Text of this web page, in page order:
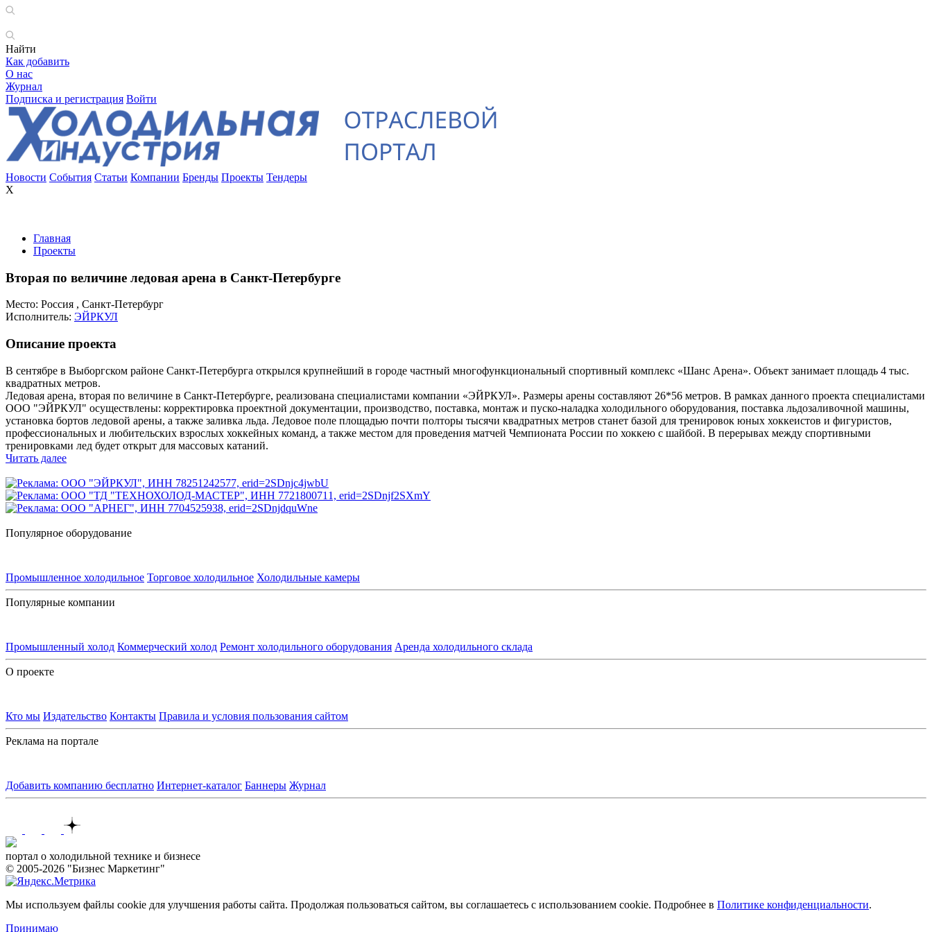
Найти
Как добавить
О нас
Журнал
Подписка и регистрация Войти
Новости События Статьи Компании Бренды Проекты Тендеры
X
Главная
Проекты
Вторая по величине ледовая арена в Санкт-Петербурге
Место:
Россия , Санкт-Петербург
Исполнитель: ЭЙРКУЛ
Описание проекта
В сентябре в Выборгском районе Санкт-Петербурга открылся крупнейший в городе частный многофункциональный спортивный комплекс «Шанс Арена». Объект занимает площадь 4 тыс.
квадратных метров.
Ледовая арена, вторая по величине в Санкт-Петербурге, реализована специалистами компании «ЭЙРКУЛ». Размеры арены составляют 26*56 метров. В рамках данного проекта специалистами
ООО "ЭЙРКУЛ" осуществлены: корректировка проектной документации, производство, поставка, монтаж и пуско-наладка холодильного оборудования, поставка льдозаливочной машины,
установка бортов ледовой арены, а также заливка льда. Ледовое поле площадью почти полторы тысячи квадратных метров станет базой для тренировок юных хоккеистов и фигуристов,
профессиональных и любительских взрослых хоккейных команд, а также местом для проведения матчей Чемпионата России по хоккею с шайбой. В перерывах между спортивными
тренировками лед будет открыт для массовых катаний.
Читать далее
Популярное оборудование
Промышленное холодильное Торговое холодильное Холодильные камеры
Популярные компании
Промышленный холод Коммерческий холод Ремонт холодильного оборудования Аренда холодильного склада
О проекте
Кто мы Издательство Контакты Правила и условия пользования сайтом
Реклама на портале
Добавить компанию бесплатно Интернет-каталог Баннеры Журнал
портал о холодильной технике и бизнесе
© 2005-2026 "Бизнес Маркетинг"
Мы используем файлы cookie для улучшения работы сайта. Продолжая пользоваться сайтом, вы соглашаетесь с использованием cookie. Подробнее в Политике конфиденциальности.
Принимаю